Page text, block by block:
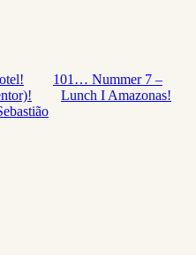
101… Nummer 7 –
Lunch I Amazonas!